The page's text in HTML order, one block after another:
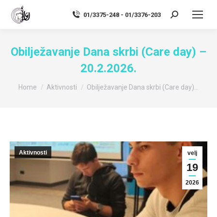
01/3375-248 - 01/3376-203 Search:
Obilježavanje Dana skrbi (Care day) –
20.2.2026.
You are here:
Home Aktivnosti Obilježavanje Dana skrbi (Care day)…
velj
19
2026
Aktivnosti